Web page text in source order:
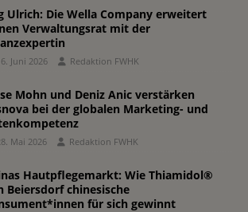
Ulrich: Die Wella Company erweitert
Verwaltungsrat mit der
Juni 2026 Redaktion FWHK
Mohn und Deniz Anic verstärken
bei der globalen Marketing- und
Mai 2026 Redaktion FWHK
Hautpflegemarkt: Wie Thiamidol®
Beiersdorf chinesische
für sich gewinnt